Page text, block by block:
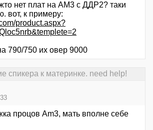
нет плат на АМ3 с ДДР2? таки
вот, к примеру:
product.aspx?
790/750 их овер 9000
спикера к материнке. need help!
процов Am3, мать вполне себе